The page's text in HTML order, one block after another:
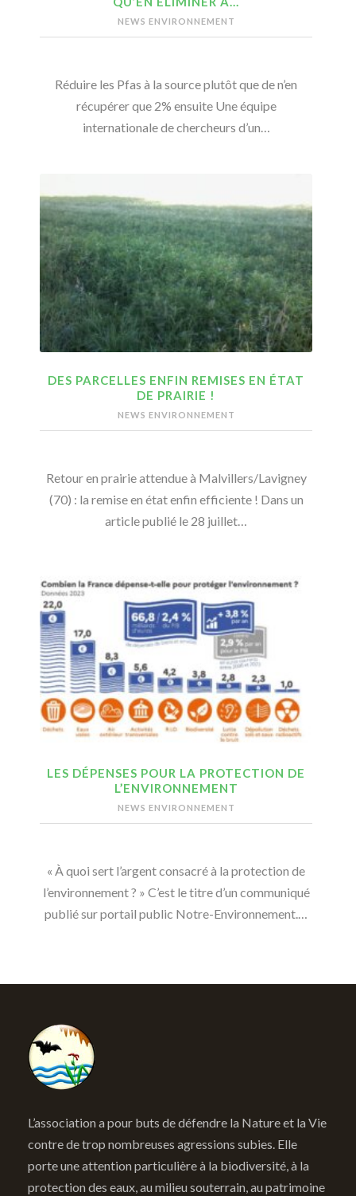
NEWS ENVIRONNEMENT
Réduire les Pfas à la source plutôt que de n’en
récupérer que 2% ensuite Une équipe
internationale de chercheurs d’un…
DES PARCELLES ENFIN REMISES EN ÉTAT
DE PRAIRIE !
NEWS ENVIRONNEMENT
Retour en prairie attendue à Malvillers/Lavigney
(70) : la remise en état enfin efficiente ! Dans un
article publié le 28 juillet…
LES DÉPENSES POUR LA PROTECTION DE
L’ENVIRONNEMENT
NEWS ENVIRONNEMENT
« À quoi sert l’argent consacré à la protection de
l’environnement ? » C’est le titre d’un communiqué
publié sur portail public Notre-Environnement.…
L’association a pour buts de défendre la Nature et la Vie
contre de trop nombreuses agressions subies. Elle
porte une attention particulière à la biodiversité, à la
protection des eaux, au milieu souterrain, au patrimoine